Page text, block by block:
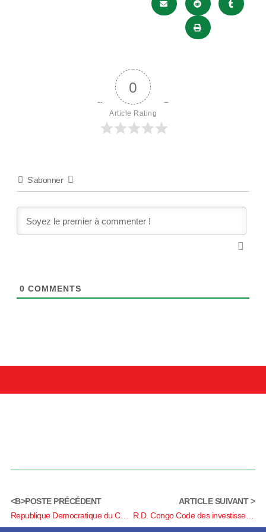
0
Article Rating
S’abonner
0 COMMENTS
<B>POSTE PRÉCÉDENT
Republique Democratique du Congo – Principales zones d’exploitation de ressources naturelles
ARTICLE SUIVANT >
R.D. Congo Code des investissements